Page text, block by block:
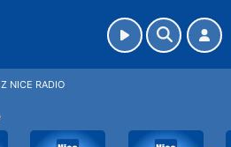
NICE RADIO